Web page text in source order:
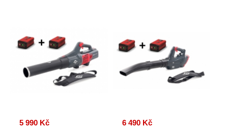
5 990 Kč 6 490 Kč